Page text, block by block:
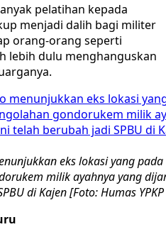
pelatihan kepada
menjadi dalih bagi militer
orang-orang seperti
lebih dulu menghanguskan
eks lokasi yang
milik ayahnya yang
di Kajen [Foto: Humas